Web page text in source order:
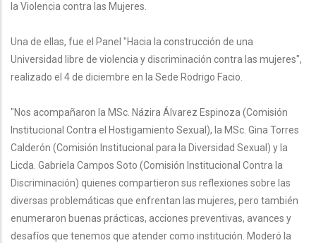
la Violencia contra las Mujeres.
Una de ellas, fue el Panel "Hacia la construcción de una
Universidad libre de violencia y discriminación contra las mujeres",
realizado el 4 de diciembre en la Sede Rodrigo Facio.
"Nos acompañaron la MSc. Názira Álvarez Espinoza (Comisión
Institucional Contra el Hostigamiento Sexual), la MSc. Gina Torres
Calderón (Comisión Institucional para la Diversidad Sexual) y la
Licda. Gabriela Campos Soto (Comisión Institucional Contra la
Discriminación) quienes compartieron sus reflexiones sobre las
diversas problemáticas que enfrentan las mujeres, pero también
enumeraron buenas prácticas, acciones preventivas, avances y
desafíos que tenemos que atender como institución. Moderó la